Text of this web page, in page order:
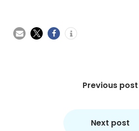
Previous post
Next post